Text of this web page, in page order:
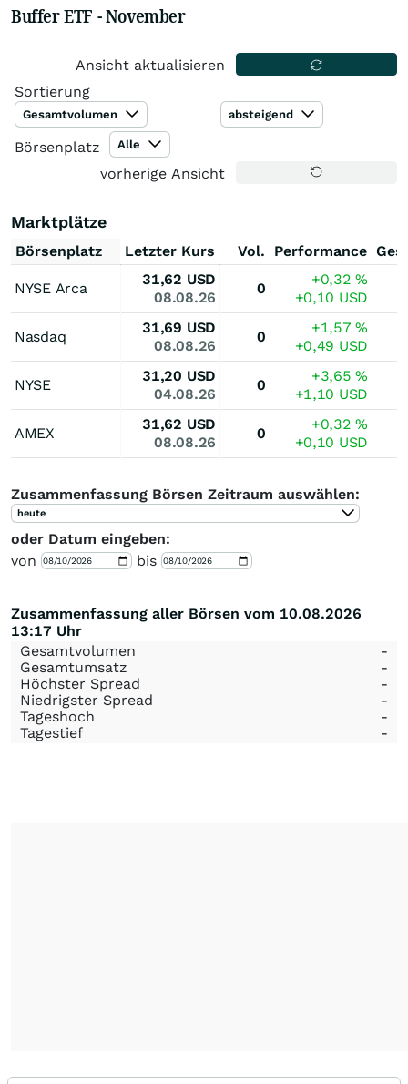
Buffer ETF - November
Ansicht aktualisieren
Sortierung
Gesamtvolumen absteigend
Börsenplatz Alle
vorherige Ansicht
Marktplätze
Börsenplatz Letzter Kurs Vol. Performance
NYSE Arca
31,62 USD
08.08.26
0
+0,32%
+0,10 USD
Nasdaq
31,69 USD
08.08.26
0
+1,57%
+0,49 USD
NYSE
31,20 USD
04.08.26
0
+3,65%
+1,10 USD
AMEX
31,62 USD
08.08.26
0
+0,32%
+0,10 USD
Zusammenfassung Börsen Zeitraum auswählen:
heute
oder Datum eingeben:
von
bis
Zusammenfassung aller Börsen vom 10.08.2026
13:17 Uhr
Gesamtvolumen
-
Gesamtumsatz
-
Höchster Spread
-
Niedrigster Spread
-
Tageshoch
-
Tagestief
-